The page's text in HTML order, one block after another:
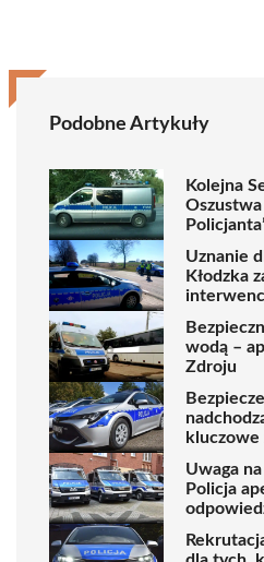
Podobne Artykuły
Kolejna
Uznanie
Kłodzka
wodą –
Zdroju
kluczowe
Uwaga
Policja